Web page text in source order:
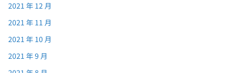
2021 年 12 月
2021 年 11 月
2021 年 10 月
2021 年 9 月